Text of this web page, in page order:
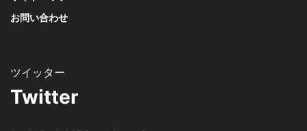
お問い合わせ
Twitter